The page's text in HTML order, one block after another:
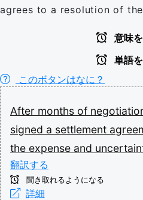
agrees to a resolution of
意味
単語
このボタンはなに？
After months of
signed a settlement
the expense and
翻訳する
聞き取れるようになる
詳細